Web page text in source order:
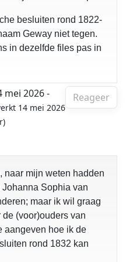
besluiten rond 1822-
Geway niet tegen.
in dezelfde files pas in
Reageer
mei 2026 -
14 mei 2026
naar mijn weten hadden
Sophia van
maar ik wil graag
(voor)ouders van
aangeven hoe ik de
rond 1832 kan